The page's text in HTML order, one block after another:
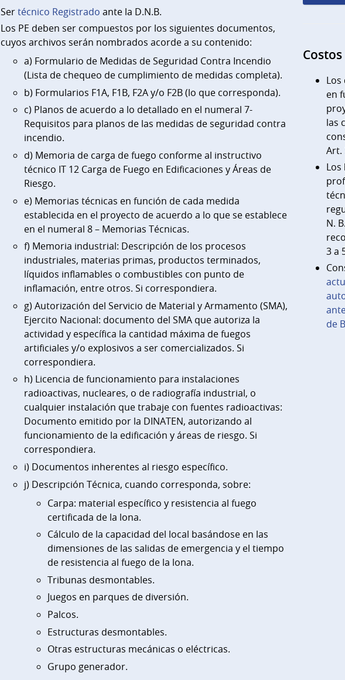
Sertécnico Registrado ante la D.N.B.
Los PE deben ser compuestos por los siguientes documentos,
cuyos archivos serán nombrados acorde a su contenido:
a) Formulario de Medidas de Seguridad Contra Incendio
(Lista de chequeo de cumplimiento de medidas completa).
b) Formularios F1A, F1B, F2A y/o F2B (lo que corresponda).
c) Planos de acuerdo a lo detallado en el numeral 7-
Requisitos para planos de las medidas de seguridad contra
incendio.
d) Memoria de carga de fuego conforme al instructivo
técnico IT 12 Carga de Fuego en Edificaciones y Áreas de
Riesgo.
e) Memorias técnicas en función de cada medida
establecida en el proyecto de acuerdo a lo que se establece
en el numeral 8 – Memorias Técnicas.
f) Memoria industrial: Descripción de los procesos
industriales, materias primas, productos terminados,
líquidos inflamables o combustibles con punto de
inflamación, entre otros. Si correspondiera.
g) Autorización del Servicio de Material y Armamento (SMA),
Ejercito Nacional: documento del SMA que autoriza la
actividad y específica la cantidad máxima de fuegos
artificiales y/o explosivos a ser comercializados. Si
correspondiera.
h) Licencia de funcionamiento para instalaciones
radioactivas, nucleares, o de radiografía industrial, o
cualquier instalación que trabaje con fuentes radioactivas:
Documento emitido por la DINATEN, autorizando al
funcionamiento de la edificación y áreas de riesgo. Si
correspondiera.
i) Documentos inherentes al riesgo específico.
j) Descripción Técnica, cuando corresponda, sobre:
Carpa: material específico y resistencia al fuego
certificada de la lona.
Cálculo de la capacidad del local basándose en las
dimensiones de las salidas de emergencia y el tiempo
de resistencia al fuego de la lona.
Tribunas desmontables.
Juegos en parques de diversión.
Palcos.
Estructuras desmontables.
Otras estructuras mecánicas o eléctricas.
Grupo generador.
Costos
Los
en
las
Art.
N.
3 a
de